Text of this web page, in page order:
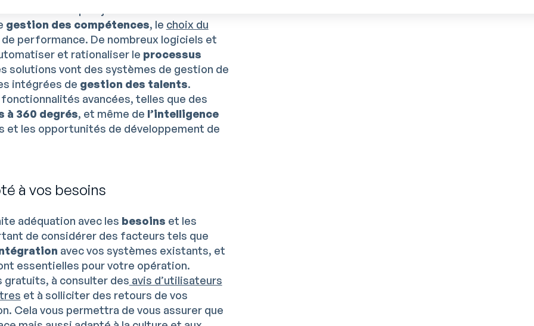
gestion des compétences, le choix du
performance. De nombreux logiciels et
et rationaliser le processus
solutions vont des systèmes de gestion de
intégrées de gestion des talents.
avancées, telles que des
à 360 degrés, et même de l’intelligence
et les opportunités de développement de
à vos besoins
adéquation avec les besoins et les
de considérer des facteurs tels que
avec vos systèmes existants, et
essentielles pour votre opération.
gratuits, à consulter des avis d’utilisateurs
et à solliciter des retours de vos
Cela vous permettra de vous assurer que